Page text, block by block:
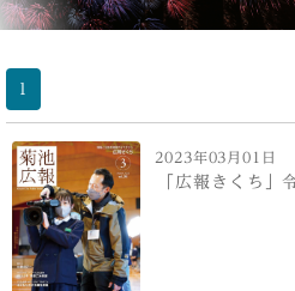
1
2023年03月01日
「広報きくち」